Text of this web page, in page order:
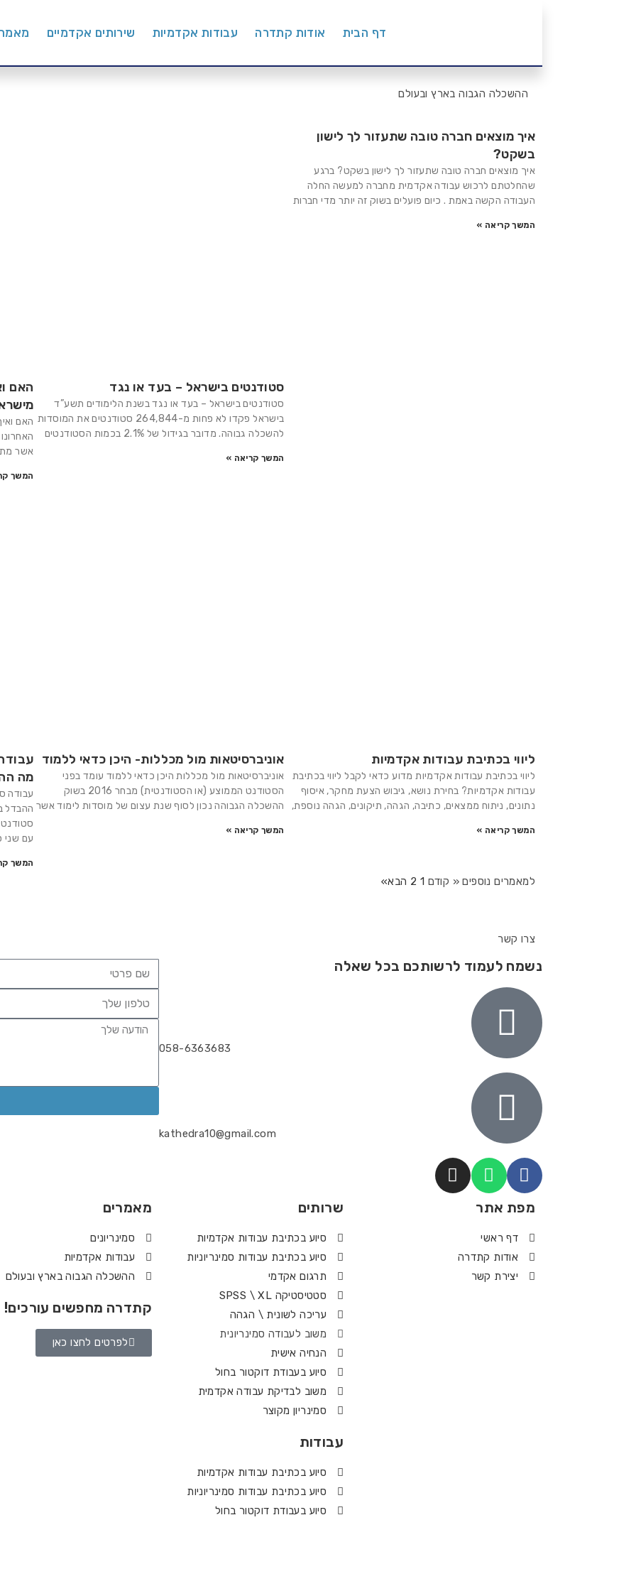
דף הבית אודות קתדרה עבודות אקדמיות שירותים אקדמיים
ההשכלה הגבוה בארץ ובעולם
איך מוצאים חברה טובה שתעזור לך לישון
בשקט?
איך מוצאים חברה טובה שתעזור לך לישון בשקט? ברגע
שהחלטתם לרכוש עבודה אקדמית מחברה למעשה החלה
העבודה הקשה באמת . כיום פועלים בשוק זה יותר מדי חברות
המשך קריאה »
סטודנטים בישראל – בעד או נגד
סטודנטים בישראל – בעד או נגד בשנת הלימודים תשע”ד
בישראל פקדו לא פחות מ-264,844 סטודנטים את המוסדות
להשכלה גבוהה. מדובר בגידול של 2.1% בכמות הסטודנטים
המשך קריאה »
האם
האם
אשר
המשך
ליווי בכתיבת עבודות אקדמיות
ליווי בכתיבת עבודות אקדמיות מדוע כדאי לקבל ליווי בכתיבת
עבודות אקדמיות? בחירת נושא, גיבוש הצעת מחקר, איסוף
נתונים, ניתוח ממצאים, כתיבה, הגהה, תיקונים, הגהה נוספת,
המשך קריאה »
אוניברסיטאות מול מכללות- היכן כדאי ללמוד
אוניברסיטאות מול מכללות היכן כדאי ללמוד עומד בפני
הסטודנט הממוצע (או הסטודנטית) מבחר 2016 בשוק
ההשכלה הגבוהה נכון לסוף שנת עצום של מוסדות לימוד אשר
המשך קריאה »
מה
עבודה
ההבדל
עם שני
המשך
למאמרים נוספים « קודם 1
2 הבא»
צרו קשר
נשמח לעמוד לרשותכם בכל שאלה
058-6363683
kathedra10@gmail.com
מפת אתר
דף ראשי
אודות קתדרה
יצירת קשר
שרותים
סיוע בכתיבת עבודות אקדמיות
סיוע בכתיבת עבודות סמינריוניות
תרגום אקדמי
סטטיסטיקה SPSS \ XL
עריכה לשונית \ הגהה
משוב לעבודה סמינריונית
הנחיה אישית
סיוע בעבודת דוקטור בחול
משוב לבדיקת עבודה אקדמית
סמינריון מקוצר
עבודות
סיוע בכתיבת עבודות אקדמיות
סיוע בכתיבת עבודות סמינריוניות
סיוע בעבודת דוקטור בחול
מאמרים
סמינריונים
עבודות אקדמיות
ההשכלה הגבוה בארץ ובעולם
קתדרה מחפשים עורכים!
לפרטים לחצו כאן